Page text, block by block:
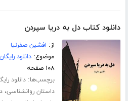
دانلود کتاب دل به دریا سپردن
از: افشین صفرنیا
موضوع:دانلود
۱۰۸ صفحه
برچسب‌ها:دانلود
داستان روانشناسی،